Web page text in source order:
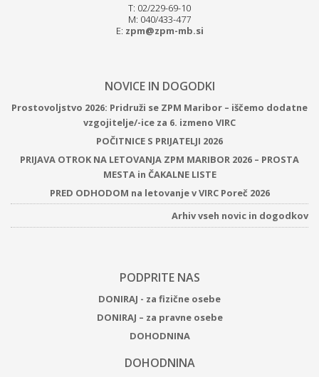
T: 02/229-69-10
M: 040/433-477
E: zpm@zpm-mb.si
NOVICE IN DOGODKI
Prostovoljstvo 2026: Pridruži se ZPM Maribor – iščemo dodatne
vzgojitelje/-ice za 6. izmeno VIRC
POČITNICE S PRIJATELJI 2026
PRIJAVA OTROK NA LETOVANJA ZPM MARIBOR 2026 – PROSTA
MESTA in ČAKALNE LISTE
PRED ODHODOM na letovanje v VIRC Poreč 2026
Arhiv vseh novic in dogodkov
PODPRITE NAS
DONIRAJ - za fizične osebe
DONIRAJ – za pravne osebe
DOHODNINA
DOHODNINA